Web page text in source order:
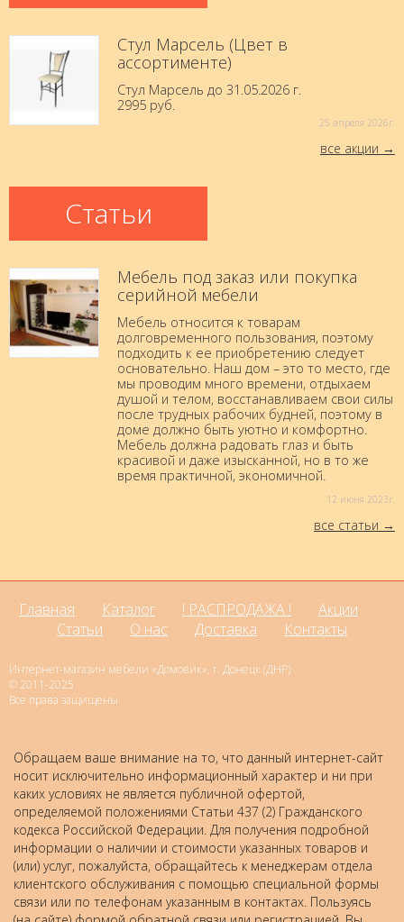
Стул Марсель (Цвет в
ассортименте)
Стул Марсель до 31.05.2026 г.
2995 руб.
25 aпреля 2026г.
все акции
Статьи
Мебель под заказ или покупка
серийной мебели
Мебель относится к товарам
долговременного пользования, поэтому
подходить к ее приобретению следует
основательно. Наш дом – это то место, где
мы проводим много времени, отдыхаем
душой и телом, восстанавливаем свои силы
после трудных рабочих будней, поэтому в
доме должно быть уютно и комфортно.
Мебель должна радовать глаз и быть
красивой и даже изысканной, но в то же
время практичной, экономичной.
12 июня 2023г.
все статьи
Главная Каталог ! РАСПРОДАЖА !
Акции
Статьи
О нас Доставка Контакты
Интернет-магазин мебели «Домовик», г. Донецк (ДНР)
© 2011-2025
Все права защищены
Обращаем ваше внимание на то, что данный интернет-сайт
носит исключительно информационный характер и ни при
каких условиях не является публичной офертой,
определяемой положениями Статьи 437 (2) Гражданского
кодекса Российской Федерации. Для получения подробной
информации о наличии и стоимости указанных товаров и
(или) услуг, пожалуйста, обращайтесь к менеджерам отдела
клиентского обслуживания с помощью специальной формы
связи или по телефонам указанным в контактах. Пользуясь